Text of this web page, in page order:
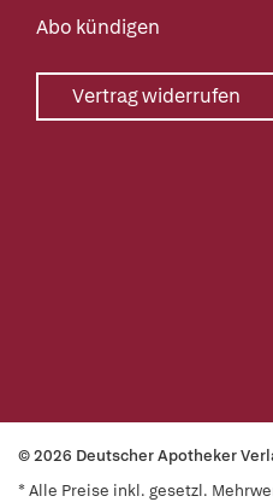
Abo kündigen
Vertrag widerrufen
© 2026 Deutscher Apotheker
* Alle Preise inkl. gesetzl.